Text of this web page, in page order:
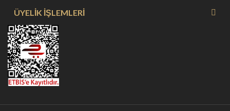
ÜYELİK İŞLEMLERİ